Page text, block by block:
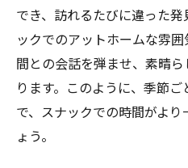
でき、訪れるたびに違った
ックでのアットホームな雰
間との会話を弾ませ、素晴
ります。このように、季節
で、スナックでの時間がよ
ょう。